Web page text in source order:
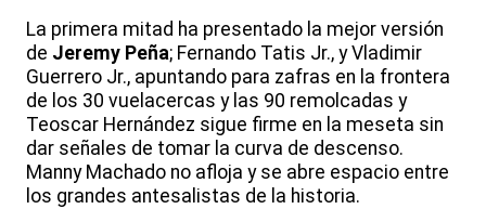
La primera mitad ha presentado la mejor versión
de Jeremy Peña; Fernando Tatis Jr., y Vladimir
Guerrero Jr., apuntando para zafras en la frontera
de los 30 vuelacercas y las 90 remolcadas y
Teoscar Hernández sigue firme en la meseta sin
dar señales de tomar la curva de descenso.
Manny Machado no afloja y se abre espacio entre
los grandes antesalistas de la historia.